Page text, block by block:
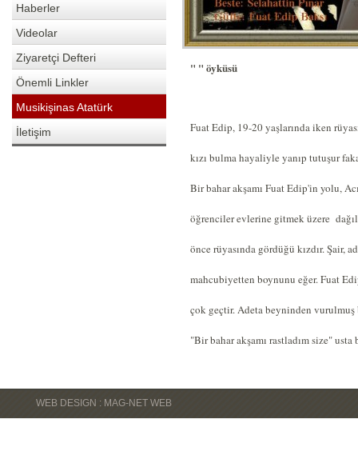
Haberler
Videolar
Ziyaretçi Defteri
Önemli Linkler
Musikişinas Atatürk
İletişim
" " öyküsü
Fuat Edip, 19-20 yaşlarında iken
kızı bulma hayaliyle yanıp tutuşur
Bir bahar akşamı Fuat Edip'in yolu,
öğrenciler evlerine gitmek üzere
önce rüyasında gördüğü kızdır. Şair,
mahcubiyetten boynunu eğer. Fuat
çok geçtir. Adeta beyninden
"Bir bahar akşamı rastladım size"
WEB DESIGN : MAG-NET WEB